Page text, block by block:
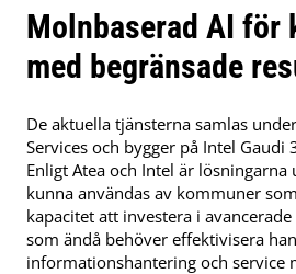
Molnbaserad AI för
med begränsade
De aktuella tjänsterna samlas
Services och bygger på Intel Gaudi
Enligt Atea och Intel är
kunna användas av kommuner
kapacitet att investera i
som ändå behöver effektivisera
informationshantering och service